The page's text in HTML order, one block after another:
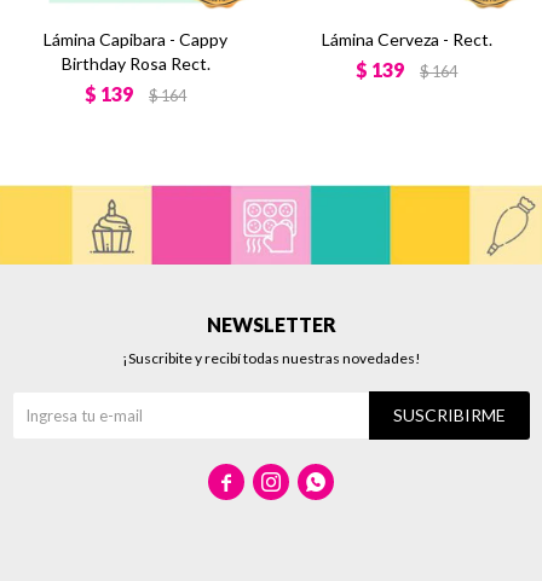
Lámina Capibara - Cappy
Birthday Rosa Rect.
$ 139 $164
Lámina Cerveza - Rect.
$ 139 $164
NEWSLETTER
¡Suscribite y recibí todas nuestras novedades!
SUSCRIBIRME
  